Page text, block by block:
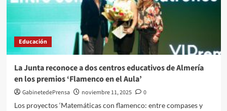
comedores
en
desde
Educación
La Junta reconoce a dos centros educativos de Almería
en los premios ‘Flamenco en el Aula’
GabinetedePrensa noviembre 11, 2025
0
Los proyectos ‘Matemáticas con flamenco: entre compases y